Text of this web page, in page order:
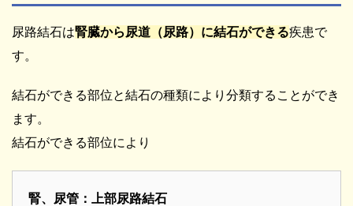
尿路結石は腎臓から尿道（尿路）に結石ができる疾患で
す。
結石ができる部位と結石の種類により分類することができ
ます。
結石ができる部位により
腎、尿管：上部尿路結石